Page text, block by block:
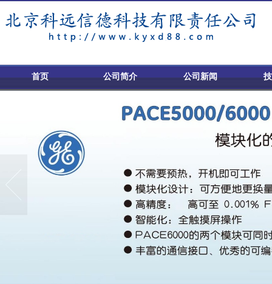
首页 公司简介 公司新闻